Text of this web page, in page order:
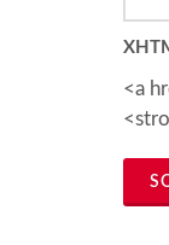
<a